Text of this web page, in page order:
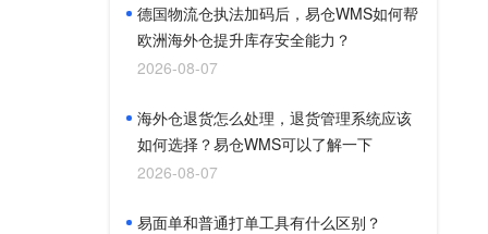
德国物流仓执法加码后，易仓WMS如何帮
欧洲海外仓提升库存安全能力？
2026-08-07
海外仓退货怎么处理，退货管理系统应该
如何选择？易仓WMS可以了解一下
2026-08-07
易面单和普通打单工具有什么区别？